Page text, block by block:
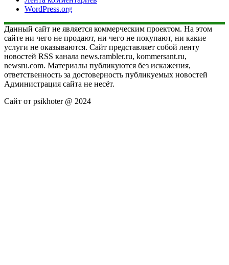
WordPress.org
Данный сайт не является коммерческим проектом. На этом
сайте ни чего не продают, ни чего не покупают, ни какие
услуги не оказываются. Сайт представляет собой ленту
новостей RSS канала news.rambler.ru, kommersant.ru,
newsru.com. Материалы публикуются без искажения,
ответственность за достоверность публикуемых новостей
Администрация сайта не несёт.
Сайт от psikhoter @ 2024